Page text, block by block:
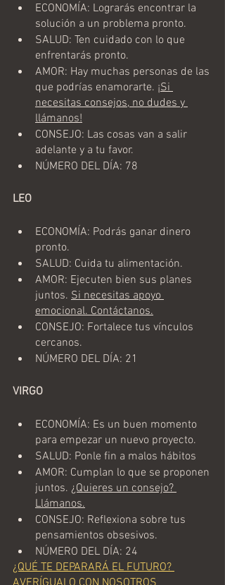
ECONOMÍA: Lograrás encontrar la
solución a un problema pronto.
SALUD: Ten cuidado con lo que
enfrentarás pronto.
AMOR: Hay muchas personas de las
que podrías enamorarte. ¡Si
necesitas consejos, no dudes y
llámanos!
CONSEJO: Las cosas van a salir
adelante y a tu favor.
NÚMERO DEL DÍA: 78
LEO
ECONOMÍA: Podrás ganar dinero
pronto.
SALUD: Cuida tu alimentación.
AMOR: Ejecuten bien sus planes
juntos. Si necesitas apoyo
emocional. Contáctanos.
CONSEJO: Fortalece tus vínculos
cercanos.
NÚMERO DEL DÍA: 21
VIRGO
ECONOMÍA: Es un buen momento
para empezar un nuevo proyecto.
SALUD: Ponle fin a malos hábitos
AMOR: Cumplan lo que se proponen
juntos. ¿Quieres un consejo?
Llámanos.
CONSEJO: Reflexiona sobre tus
pensamientos obsesivos.
NÚMERO DEL DÍA: 24
¿QUÉ TE DEPARARÁ EL FUTURO?